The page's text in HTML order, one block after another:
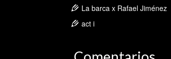
La barca x Rafael Jiménez
act i